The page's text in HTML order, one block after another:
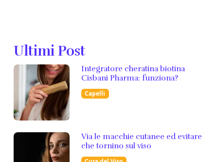
Ultimi Post
Integratore cheratina biotina
Cisbani Pharma: funziona?
Capelli
Via le macchie cutanee ed evitare
che tornino sul viso